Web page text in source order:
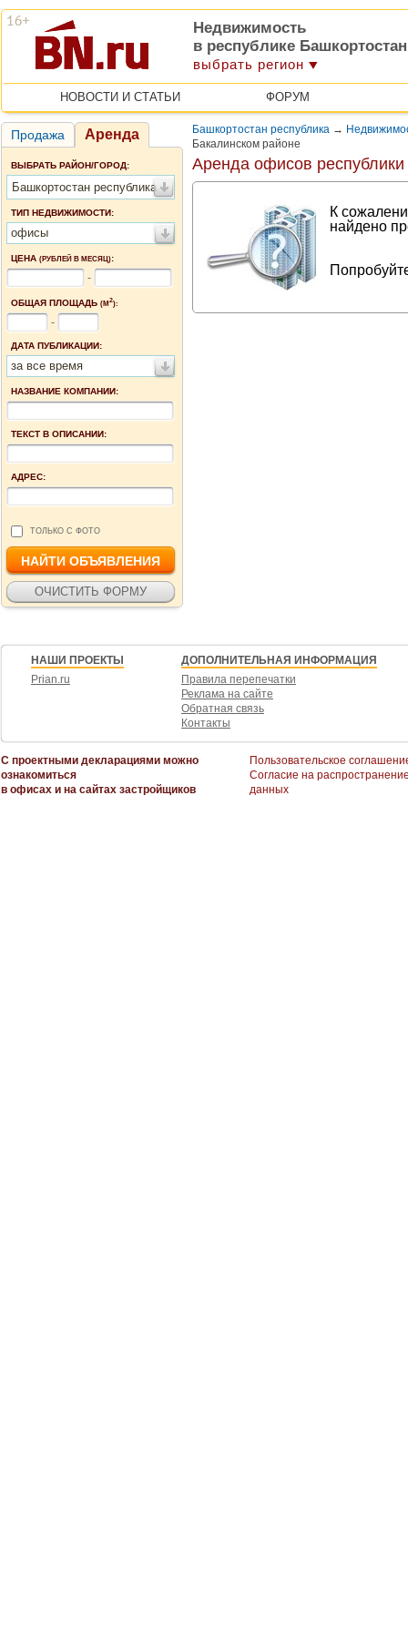
Недвижимость
в республике Башкортостан
выбрать регион
НОВОСТИ И СТАТЬИ ФОРУМ
Продажа Аренда
ВЫБРАТЬ РАЙОН/ГОРОД:
Башкортостан республика
ТИП НЕДВИЖИМОСТИ:
офисы
ЦЕНА (РУБЛЕЙ В МЕСЯЦ):
-
ОБЩАЯ ПЛОЩАДЬ (М2):
-
ДАТА ПУБЛИКАЦИИ:
за все время
НАЗВАНИЕ КОМПАНИИ:
ТЕКСТ В ОПИСАНИИ:
АДРЕС:
ТОЛЬКО С ФОТО
Башкортостан республика →
Бакалинском районе
Аренда офисов
К
найдено
НАШИ ПРОЕКТЫ
Prian.ru
ДОПОЛНИТЕЛЬНАЯ ИНФОРМАЦИЯ
Правила перепечатки
Реклама на сайте
Обратная связь
Контакты
С проектными декларациями можно
ознакомиться
в офисах и на сайтах застройщиков
Пользовательское
Согласие на
данных